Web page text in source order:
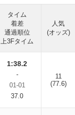
タイム
着差
通過順位
上3Fタイム
人気
(オッズ)
1:38.2
-
01-01
37.0
11
(77.6)